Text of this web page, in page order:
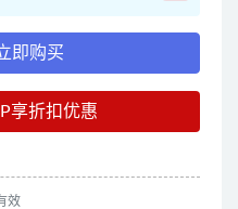
即购买
享折扣优惠
效